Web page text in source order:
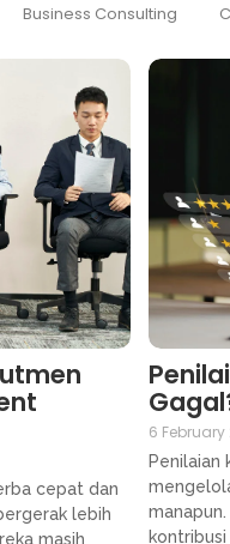
Business Consulting
cepat dan
lebih
masih
6 February
Penilaian